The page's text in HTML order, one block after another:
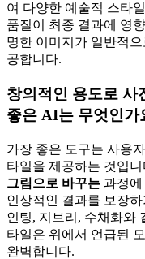
여 다양한 예술적 스타
품질이 최종 결과에 영
명한 이미지가 일반적
공합니다.
창의적인 용도로 사
좋은 AI는 무엇인가
가장 좋은 도구는 사용
타일을 제공하는 것입니
그림으로 바꾸는 과정에
인상적인 결과를 보장
인팅, 지브리, 수채화와
타일은 위에서 언급된
완벽합니다.